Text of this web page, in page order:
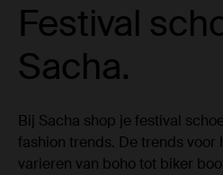
Festival
Sacha.
Bij Sacha shop je festival
fashion trends. De trends voor
varieren van boho tot biker